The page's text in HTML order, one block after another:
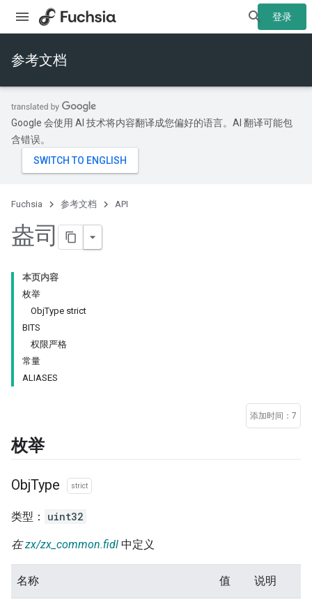
登录
参考文档
Google 会使用 AI 技术将内容翻译成您偏好的语言。AI 翻译可能包
含错误。
Fuchsia 参考文档 API
盎司
本页内容
枚举
ObjType strict
BITS
权限严格
常量
ALIASES
添加时间：7
枚举
ObjType strict
类型： uint32
在zx/zx_common.fidl 中定义
名称 值 说明